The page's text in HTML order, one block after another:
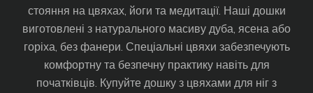
стояння на цвяхах, йоги та медитації. Наші дошки
виготовлені з натурального масиву дуба, ясена або
горіха, без фанери. Спеціальні цвяхи забезпечують
комфортну та безпечну практику навіть для
початківців. Купуйте дошку з цвяхами для ніг з